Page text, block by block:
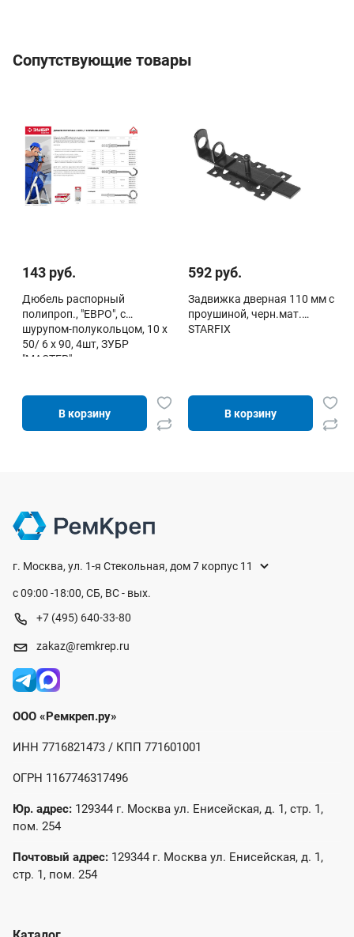
Сопутствующие товары
143 руб.
Дюбель распорный
полипроп., "ЕВРО", с
шурупом-полукольцом, 10 х
50/ 6 х 90, 4шт, ЗУБР
"МАСТЕР"
В корзину
592 руб.
Задвижка дверная 110 мм с
проушиной, черн.мат.
STARFIX
В корзину
г. Москва, ул. 1-я Стекольная, дом 7 корпус 11
с 09:00 -18:00, СБ, ВС - вых.
+7 (495) 640-33-80
zakaz@remkrep.ru
ООО «Ремкреп.ру»
ИНН 7716821473 / КПП 771601001
ОГРН 1167746317496
Юр. адрес: 129344 г. Москва ул. Енисейская, д. 1, стр. 1,
пом. 254
Почтовый адрес: 129344 г. Москва ул. Енисейская, д. 1,
стр. 1, пом. 254